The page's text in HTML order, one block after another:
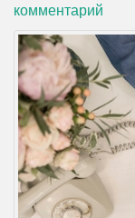
комментарий